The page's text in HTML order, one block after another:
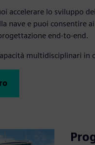
accelerare lo sviluppo
nave e puoi consentire
end-to-end.
multidisciplinari in